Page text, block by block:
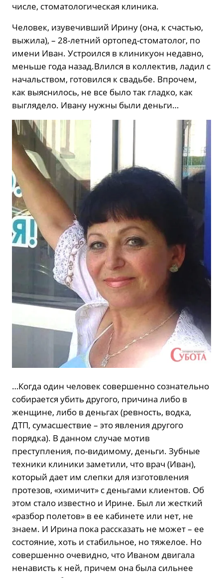
числе, стоматологическая клиника.
Человек, изувечивший Ирину (она, к счастью,
выжила), – 28-летний ортопед-стоматолог, по
имени Иван. Устроился в клиникуон недавно,
меньше года назад.Влился в коллектив, ладил с
начальством, готовился к свадьбе. Впрочем,
как выяснилось, не все было так гладко, как
выглядело. Ивану нужны были деньги…
…Когда один человек совершенно сознательно
собирается убить другого, причина либо в
женщине, либо в деньгах (ревность, водка,
ДТП, сумасшествие – это явления другого
порядка). В данном случае мотив
преступления, по-видимому, деньги. Зубные
техники клиники заметили, что врач (Иван),
который дает им слепки для изготовления
протезов, «химичит» с деньгами клиентов. Об
этом стало известно и Ирине. Был ли жесткий
«разбор полетов» в ее кабинете или нет, не
знаем. И Ирина пока рассказать не может – ее
состояние, хоть и стабильное, но тяжелое. Но
совершенно очевидно, что Иваном двигала
ненависть к ней, причем она была сильнее